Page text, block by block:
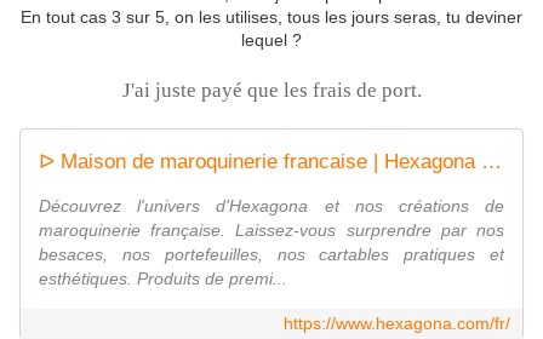
En tout cas 3 sur 5, on les utilises, tous les jours seras, tu deviner
lequel ?
J'ai juste payé que les frais de port.
ᐅ Maison de maroquinerie francaise | Hexagona - Site Officiel
Découvrez l'univers d'Hexagona et nos créations de
maroquinerie française. Laissez-vous surprendre par nos
besaces, nos portefeuilles, nos cartables pratiques et
esthétiques. Produits de premi...
https://www.hexagona.com/fr/